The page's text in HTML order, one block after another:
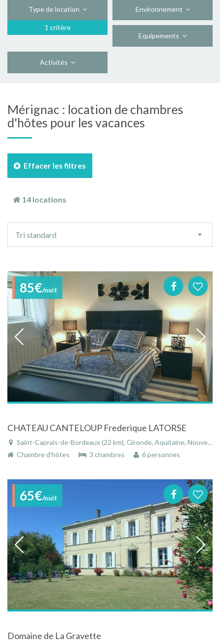
Type de location
1 critère
Environnement
Equipements
Activités
Mérignac : location de chambres
d'hôtes pour les vacances
Effacer les filtres
14 locations
tri
Tri standard
85€/nuit
CHATEAU CANTELOUP Frederique LATORSE
Saint-Caprais-de-Bordeaux (22 km), Gironde, Aquitaine, Nouvelle-Aquitaine, France
Chambre d'hôtes
3 chambres 6 personnes
65€/nuit
Domaine de La Gravette